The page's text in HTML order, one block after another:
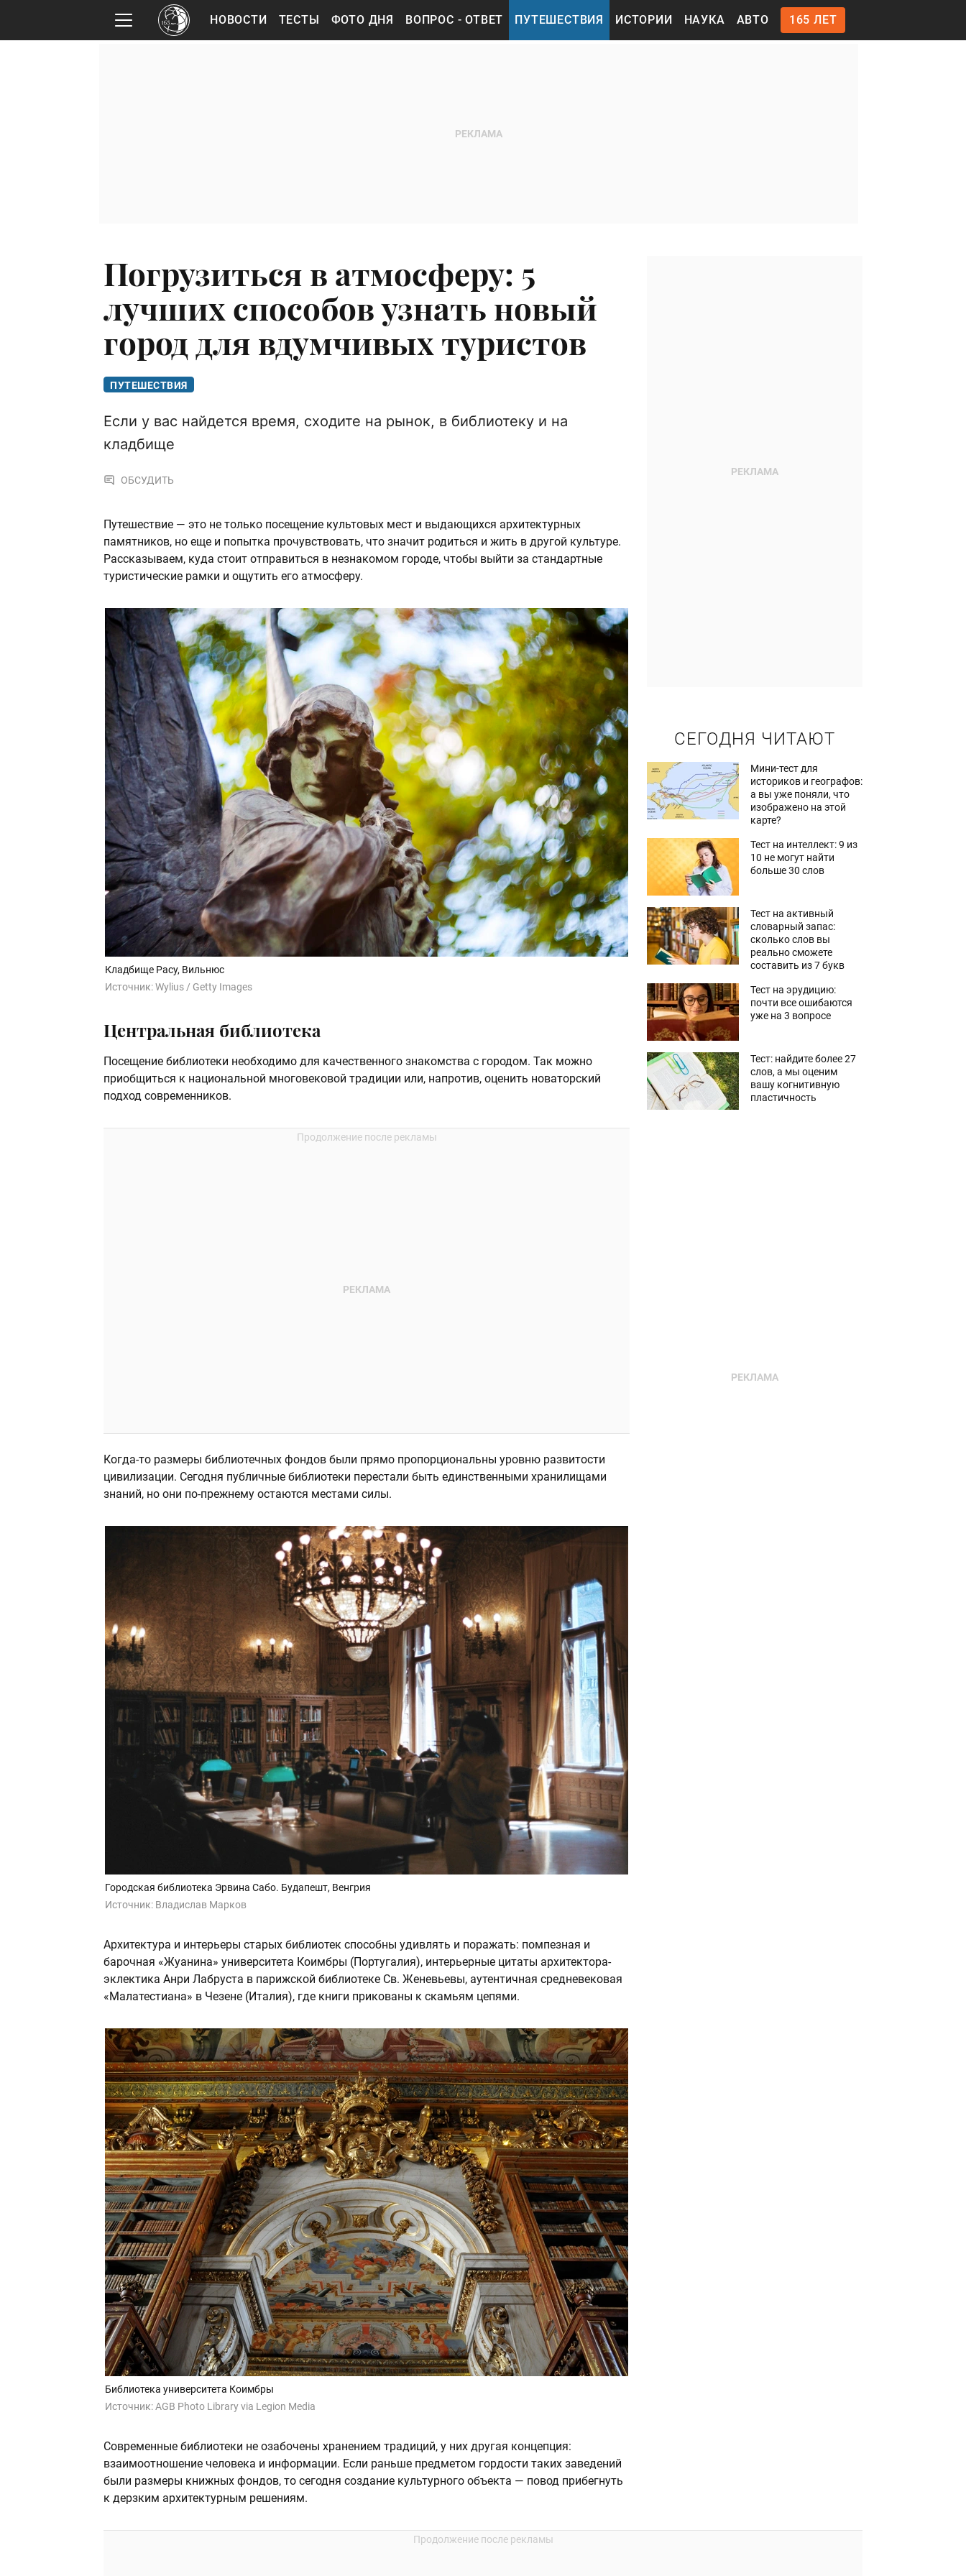
НОВОСТИ ТЕСТЫ ФОТО ДНЯ ВОПРОС - ОТВЕТ ПУТЕШЕСТВИЯ ИСТОРИИ НАУКА АВТО 165 ЛЕТ
Погрузиться в атмосферу: 5
лучших способов узнать новый
город для вдумчивых туристов
ПУТЕШЕСТВИЯ
Если у вас найдется время, сходите на рынок, в библиотеку и на
кладбище
ОБСУДИТЬ
Путешествие — это не только посещение культовых мест и выдающихся архитектурных
памятников, но еще и попытка прочувствовать, что значит родиться и жить в другой культуре.
Рассказываем, куда стоит отправиться в незнакомом городе, чтобы выйти за стандартные
туристические рамки и ощутить его атмосферу.
Кладбище Расу, Вильнюс
Источник:Wylius / Getty Images
Центральная библиотека
Посещение библиотеки необходимо для качественного знакомства с городом. Так можно
приобщиться к национальной многовековой традиции или, напротив, оценить новаторский
подход современников.
Когда-то размеры библиотечных фондов были прямо пропорциональны уровню развитости
цивилизации. Сегодня публичные библиотеки перестали быть единственными хранилищами
знаний, но они по-прежнему остаются местами силы.
Городская библиотека Эрвина Сабо. Будапешт, Венгрия
Источник: Владислав Марков
Архитектура и интерьеры старых библиотек способны удивлять и поражать: помпезная и
барочная «Жуанина» университета Коимбры (Португалия), интерьерные цитаты архитектора-
эклектика Анри Лабруста в парижской библиотеке Cв. Женевьевы, аутентичная средневековая
«Малатестиана» в Чезене (Италия), где книги прикованы к скамьям цепями.
Библиотека университета Коимбры
Источник:AGB Photo Library via Legion Media
Современные библиотеки не озабочены хранением традиций, у них другая концепция:
взаимоотношение человека и информации. Если раньше предметом гордости таких заведений
были размеры книжных фондов, то сегодня создание культурного объекта — повод прибегнуть
к дерзким архитектурным решениям.
СЕГОДНЯ ЧИТАЮТ
Мини-тест для
историков и географов:
а вы уже поняли, что
изображено на этой
карте?
Тест на интеллект: 9 из
10 не могут найти
больше 30 слов
Тест на активный
словарный запас:
сколько слов вы
реально сможете
составить из 7 букв
Тест на эрудицию:
почти все ошибаются
уже на 3 вопросе
Тест: найдите более 27
слов, а мы оценим
вашу когнитивную
пластичность